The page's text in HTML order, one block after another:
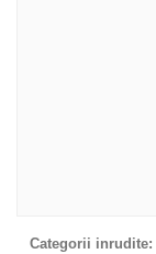
Categorii inrudite: